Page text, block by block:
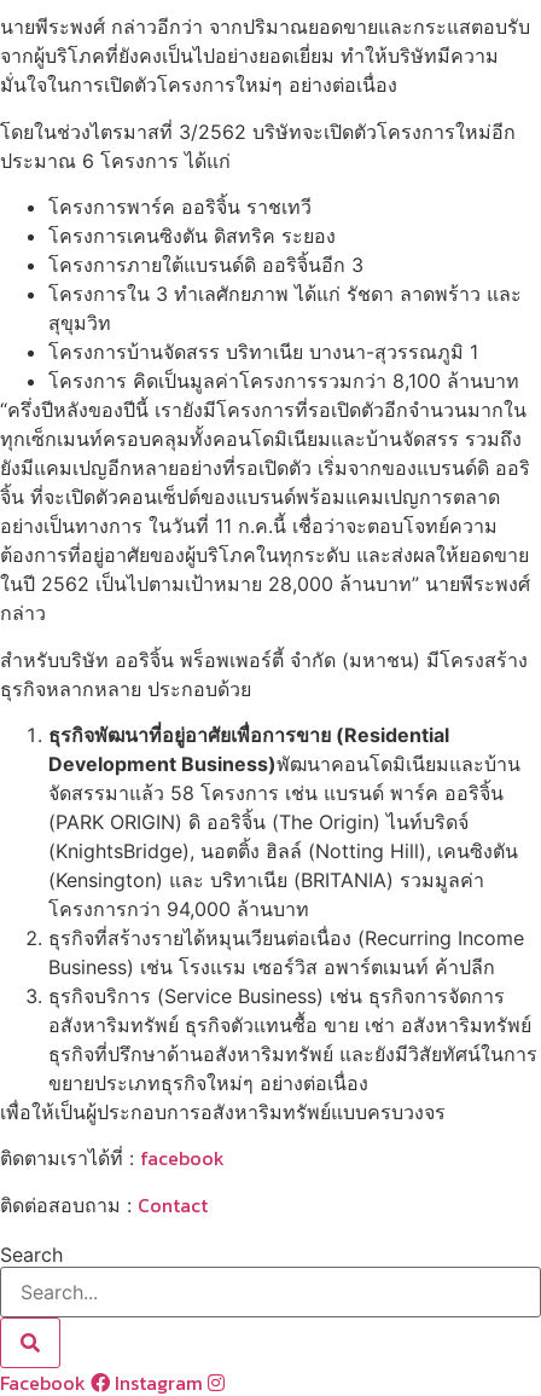
นายพีระพงศ์ กล่าวอีกว่า จากปริมาณยอดขายและกระแสตอบรับ
จากผู้บริโภคที่ยังคงเป็นไปอย่างยอดเยี่ยม ทำให้บริษัทมีความ
มั่นใจในการเปิดตัวโครงการใหม่ๆ อย่างต่อเนื่อง
โดยในช่วงไตรมาสที่ 3/2562 บริษัทจะเปิดตัวโครงการใหม่อีก
ประมาณ 6 โครงการ ได้แก่
โครงการพาร์ค ออริจิ้น ราชเทวี
โครงการเคนซิงตัน ดิสทริค ระยอง
โครงการภายใต้แบรนด์ดิ ออริจิ้นอีก 3
โครงการใน 3 ทำเลศักยภาพ ได้แก่ รัชดา ลาดพร้าว และ
สุขุมวิท
โครงการบ้านจัดสรร บริทาเนีย บางนา-สุวรรณภูมิ 1
โครงการ คิดเป็นมูลค่าโครงการรวมกว่า 8,100 ล้านบาท
“ครึ่งปีหลังของปีนี้ เรายังมีโครงการที่รอเปิดตัวอีกจำนวนมากใน
ทุกเซ็กเมนท์ครอบคลุมทั้งคอนโดมิเนียมและบ้านจัดสรร รวมถึง
ยังมีแคมเปญอีกหลายอย่างที่รอเปิดตัว เริ่มจากของแบรนด์ดิ ออริ
จิ้น ที่จะเปิดตัวคอนเซ็ปต์ของแบรนด์พร้อมแคมเปญการตลาด
อย่างเป็นทางการ ในวันที่ 11 ก.ค.นี้ เชื่อว่าจะตอบโจทย์ความ
ต้องการที่อยู่อาศัยของผู้บริโภคในทุกระดับ และส่งผลให้ยอดขาย
ในปี 2562 เป็นไปตามเป้าหมาย 28,000 ล้านบาท” นายพีระพงศ์
กล่าว
สำหรับบริษัท ออริจิ้น พร็อพเพอร์ตี้ จำกัด (มหาชน) มีโครงสร้าง
ธุรกิจหลากหลาย ประกอบด้วย
ธุรกิจพัฒนาที่อยู่อาศัยเพื่อการขาย (Residential
Development Business)พัฒนาคอนโดมิเนียมและบ้าน
จัดสรรมาแล้ว 58 โครงการ เช่น แบรนด์ พาร์ค ออริจิ้น
(PARK ORIGIN) ดิ ออริจิ้น (The Origin) ไนท์บริดจ์
(KnightsBridge), นอตติ้ง ฮิลล์ (Notting Hill), เคนซิงตัน
(Kensington) และ บริทาเนีย (BRITANIA) รวมมูลค่า
โครงการกว่า 94,000 ล้านบาท
ธุรกิจที่สร้างรายได้หมุนเวียนต่อเนื่อง (Recurring Income
Business) เช่น โรงแรม เซอร์วิส อพาร์ตเมนท์ ค้าปลีก
ธุรกิจบริการ (Service Business) เช่น ธุรกิจการจัดการ
อสังหาริมทรัพย์ ธุรกิจตัวแทนซื้อ ขาย เช่า อสังหาริมทรัพย์
ธุรกิจที่ปรึกษาด้านอสังหาริมทรัพย์ และยังมีวิสัยทัศน์ในการ
ขยายประเภทธุรกิจใหม่ๆ อย่างต่อเนื่อง
เพื่อให้เป็นผู้ประกอบการอสังหาริมทรัพย์แบบครบวงจร
ติดตามเราได้ที่ : facebook
ติดต่อสอบถาม : Contact
Search
Facebook
Instagram